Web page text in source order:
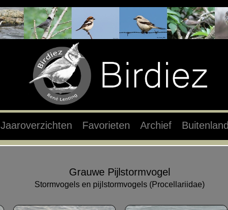
Jaaroverzichten Favorieten Archief Buitenland
Grauwe Pijlstormvogel
Stormvogels en pijlstormvogels (Procellariidae)